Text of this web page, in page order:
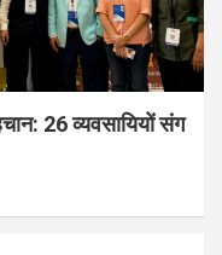
26 व्यवसायियों संग